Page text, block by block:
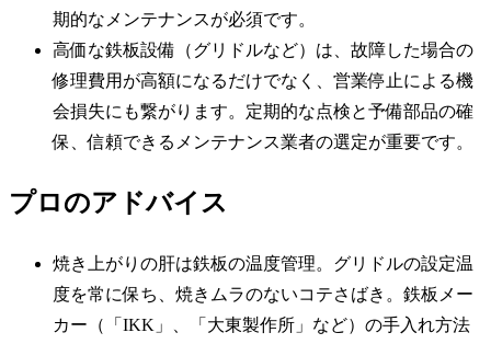
期的なメンテナンスが必須です。
高価な鉄板設備（グリドルなど）は、故障した場合の
修理費用が高額になるだけでなく、営業停止による機
会損失にも繋がります。定期的な点検と予備部品の確
保、信頼できるメンテナンス業者の選定が重要です。
プロのアドバイス
焼き上がりの肝は鉄板の温度管理。グリドルの設定温
度を常に保ち、焼きムラのないコテさばき。鉄板メー
カー（「IKK」、「大東製作所」など）の手入れ方法